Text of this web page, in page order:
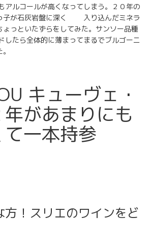
アルコールが高くなってしまう。２０年の
子が石灰岩盤に深く 入り込んだミネラ
ょっといたずらをしてみた。サンソー品種
たら全体的に薄まってまるでブルゴーニ
キューヴェ・
があまりにも
一本持参
方！スリエのワインをど